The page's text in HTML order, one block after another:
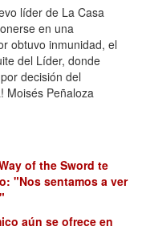
líder de La Casa
en una
obtuvo inmunidad, el
del Líder, donde
decisión del
Moisés Peñaloza
of the Sword te
"Nos sentamos a ver
aún se ofrece en